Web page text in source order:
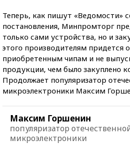
Теперь, как пишут «Ведомости»
постановления, Минпромторг
только сами устройства, но и
этого производителям придется
приобретенным чипам и не
продукции, чем было закуплено
Продолжает популяризатор
микроэлектроники Максим
Максим Горшенин
популяризатор
микроэлектроники